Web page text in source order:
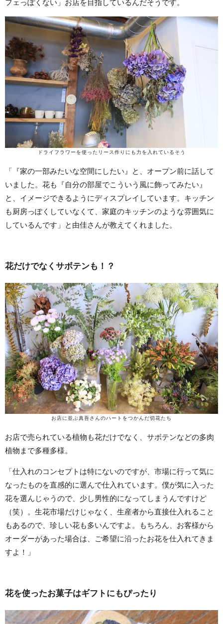
フェっぽくない」お店を目指しているんだそうです。
ドライフラワーを使ったリース作りにも力を入れているそう
「『家の一部みたいな空間にしたい』と、オープン前に話して
いました。花も『自分の部屋でこういう風に飾ってみたい』
と、イメージできるようにディスプレイしています。キッチン
も厨房っぽくしていなくて、家庭のキッチンのような雰囲気に
しているんです」と由佳さんが教えてくれました。
花だけでなくサボテンも！？
お店に並ぶ真吾さんのハートをつかんだ切花たち
お店で売られている植物も花だけでなく、サボテンなどの多肉
植物まで多種多様。
「仕入れのコンセプトは特にないのですが、市場に行って気に
なったものを直感的に選んで仕入れています。僕が気に入った
花を選んじゃうので、少し男性的になってしまうんですけど
（笑）。生花市場だけじゃなく、生産者から直接仕入れること
もあるので、珍しい花も多いんですよ。もちろん、お客様から
オーダーがあった場合は、ご希望に沿ったお花を仕入れてきま
すよ！」
花を使ったお菓子はギフトにもぴったり